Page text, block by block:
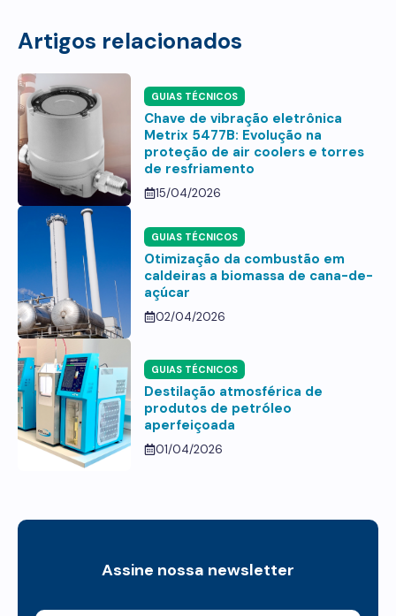
Artigos relacionados
GUIAS TÉCNICOS
Chave de vibração eletrônica
Metrix 5477B: Evolução na
proteção de air coolers e torres
de resfriamento
15/04/2026
GUIAS TÉCNICOS
Otimização da combustão em
caldeiras a biomassa de cana-de-
açúcar
02/04/2026
GUIAS TÉCNICOS
Destilação atmosférica de
produtos de petróleo
aperfeiçoada
01/04/2026
Assine nossa newsletter